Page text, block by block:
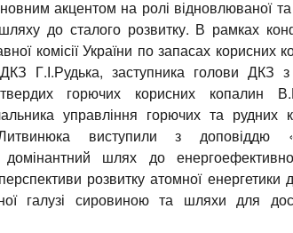
акцентом на ролі відновлюваної
до сталого розвитку. В рамках
комісії України по запасах корисних
Г.І.Рудька, заступника голови ДКЗ
горючих корисних копалин
управління горючих та рудних
виступили з доповіддю
домінантний шлях до
розвитку атомної енергетики
галузі сировиною та шляхи для